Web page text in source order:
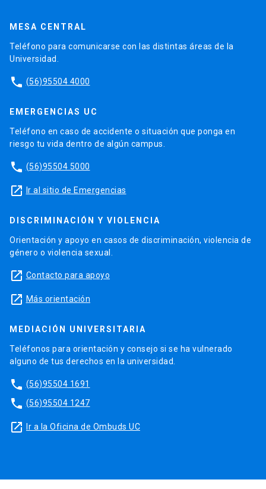
MESA CENTRAL
Teléfono para comunicarse con las distintas áreas de la
Universidad.
phone (56)95504 4000
EMERGENCIAS UC
Teléfono en caso de accidente o situación que ponga en
riesgo tu vida dentro de algún campus.
phone (56)95504 5000
launch Ir al sitio de Emergencias
DISCRIMINACIÓN Y VIOLENCIA
Orientación y apoyo en casos de discriminación, violencia de
género o violencia sexual.
launch Contacto para apoyo
launch Más orientación
MEDIACIÓN UNIVERSITARIA
Teléfonos para orientación y consejo si se ha vulnerado
alguno de tus derechos en la universidad.
phone (56)95504 1691
phone (56)95504 1247
launch Ir a la Oficina de Ombuds UC